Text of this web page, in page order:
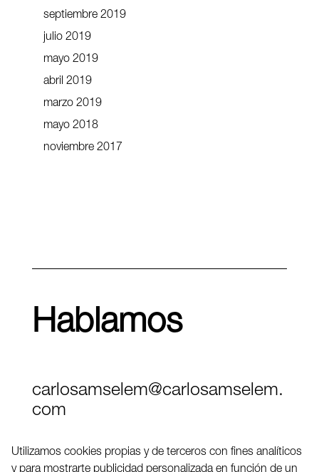
septiembre 2019
julio 2019
mayo 2019
abril 2019
marzo 2019
mayo 2018
noviembre 2017
Hablamos
carlosamselem@carlosamselem.
com
Utilizamos cookies propias y de terceros con fines analíticos